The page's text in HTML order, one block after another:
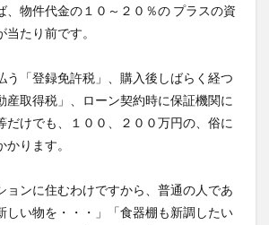
、物件代金の１０～２０％の プラスの資
たり前です。
う「登録免許税」、購入後しばらく経つ
産取得税」、ローン契約時に保証機関に
だけでも、１００、２００万円の、俗に
ります。
ョンに住むわけですから、普通の人であ
しい物を・・・」「食器棚も新調したい